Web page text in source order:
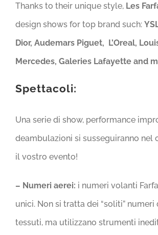
Thanks to their unique style, Les
design shows for top brand such:
Dior, Audemars Piguet, L’Oreal,
Mercedes, Galeries Lafayette and
Spettacoli:
Una serie di show, performance
deambulazioni si susseguiranno nel
il vostro evento!
– Numeri aerei: i numeri volanti
unici. Non si tratta dei “soliti” numeri
tessuti, ma utilizzano strumenti